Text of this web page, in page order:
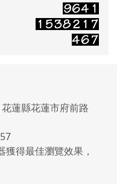
蓮縣花蓮市府前路
得最佳瀏覽效果，